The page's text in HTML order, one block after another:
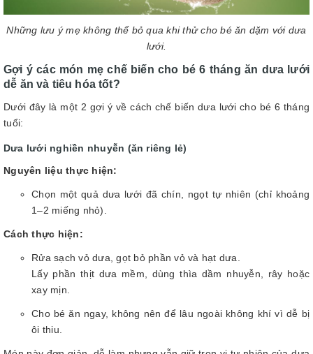
Những lưu ý mẹ không thể bỏ qua khi thử cho bé ăn dặm với dưa
lưới.
Gợi ý các món mẹ chế biến cho bé 6 tháng ăn dưa lưới
dễ ăn và tiêu hóa tốt?
Dưới đây là một 2 gợi ý về cách chế biến dưa lưới cho bé 6 tháng
tuổi:
Dưa lưới nghiền nhuyễn (ăn riêng lẻ)
Nguyên liệu thực hiện:
Chọn một quả dưa lưới đã chín, ngọt tự nhiên (chỉ khoảng
1–2 miếng nhỏ).
Cách thực hiện:
Rửa sạch vỏ dưa, gọt bỏ phần vỏ và hạt dưa.
Lấy phần thịt dưa mềm, dùng thìa dầm nhuyễn, rây hoặc
xay mịn.
Cho bé ăn ngay, không nên để lâu ngoài không khí vì dễ bị
ôi thiu.